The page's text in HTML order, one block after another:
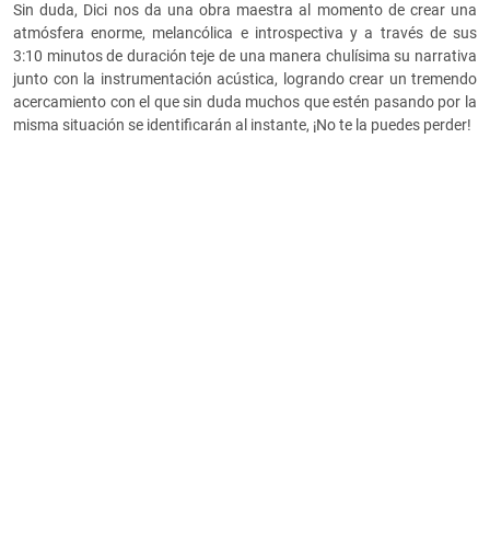
Sin duda, Dici nos da una obra maestra al momento de crear una
atmósfera enorme, melancólica e introspectiva y a través de sus
3:10 minutos de duración teje de una manera chulísima su narrativa
junto con la instrumentación acústica, logrando crear un tremendo
acercamiento con el que sin duda muchos que estén pasando por la
misma situación se identificarán al instante, ¡No te la puedes perder!